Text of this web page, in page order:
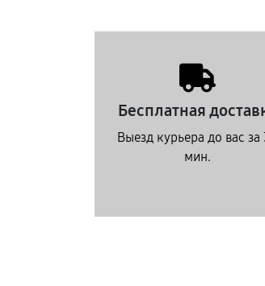
Бесплатная
Выезд курьера до вас за
мин.